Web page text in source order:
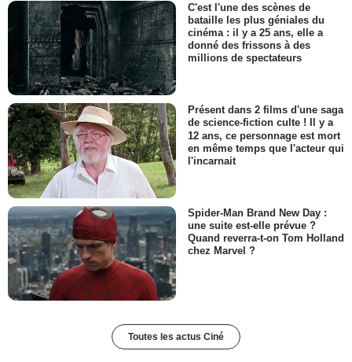
C'est l'une des scènes de
bataille les plus géniales du
cinéma : il y a 25 ans, elle a
donné des frissons à des
millions de spectateurs
Présent dans 2 films d'une saga
de science-fiction culte ! Il y a
12 ans, ce personnage est mort
en même temps que l'acteur qui
l'incarnait
Spider-Man Brand New Day :
une suite est-elle prévue ?
Quand reverra-t-on Tom Holland
chez Marvel ?
Toutes les actus Ciné